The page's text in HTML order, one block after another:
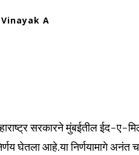
the
Vinayak A
सरकारने मुंबईतील ईद-ए-
घेतला आहे.या निर्णयामागे अनंत